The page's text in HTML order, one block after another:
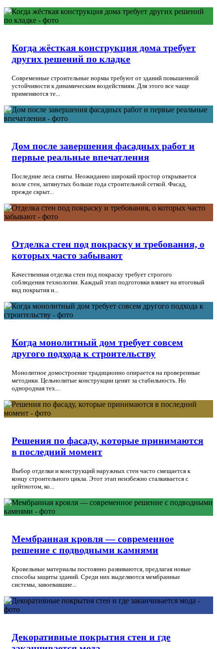
Когда жёсткая конструкция дома требует
других решений по кладке
Современные строительные нормы требуют от зданий повышенной
устойчивости к динамическим воздействиям. Для этого все чаще
применяются те...
Дом после завершения фасадных работ и
первые реальные впечатления
Последние леса сняты. Неожиданно широкий простор открывается
возле стен, затянутых больше года строительной сеткой. Фасад,
прежде скрыт...
Отделка стен под покраску и требования, о
которых часто забывают
Качественная отделка стен под покраску требует строгого
соблюдения технологии. Каждый этап подготовки влияет на итоговый
вид покрытия и...
Когда монолитный дом требует совсем
другого подхода к строительству
Монолитное домостроение традиционно опирается на проверенные
методики. Цельнолитые конструкции ценят за стабильность. Но
однородная тех...
Решения по фасаду, которые принимаются
в последний момент
Выбор отделки и конструкций наружных стен часто смещается к
концу строительного цикла. Этот этап неизбежно сталкивается с
цейтнотом, ко...
Мембранная кровля — современное
решение с подводными камнями
Кровельные материалы постоянно развиваются, предлагая новые
способы защиты зданий. Среди них выделяются мембранные
системы, завоевавшие...
Декоративные покрытия стен и где